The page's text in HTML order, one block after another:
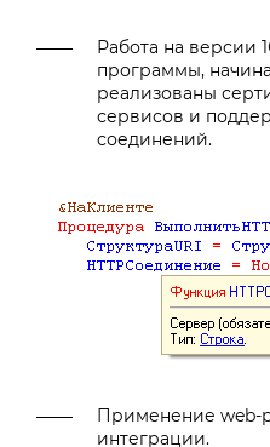
Работа на версии
программы,
реализованы
сервисов и
соединений.
Применение web-
интеграции.